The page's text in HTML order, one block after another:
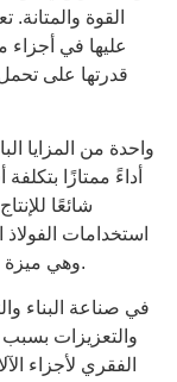
القوة
عليها في أجزاء
قدرتها على تحمل
واحدة من المزايا
أداءً ممتازًا
شائعًا
استخدامات
وهي ميزة رئيسية في صب السبائك المعدنية الاستثمارية.
في صناعة البناء
والتعزيزات بسبب
الفقري لأجزاء